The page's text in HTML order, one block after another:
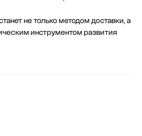
не только методом доставки, а
инструментом развития